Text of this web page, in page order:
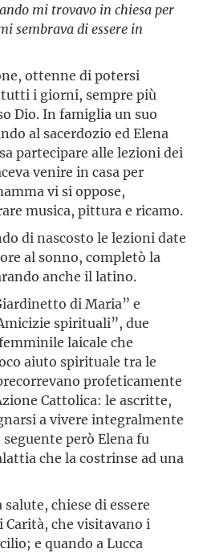
mi trovavo in chiesa per
sembrava di essere in
ottenne di potersi
tutti i giorni, sempre più
Dio. In famiglia un suo
al sacerdozio ed Elena
partecipare alle lezioni dei
venire in casa per
vi si oppose,
musica, pittura e ricamo.
di nascosto le lezioni date
al sonno, completò la
anche il latino.
di Maria” e
spirituali”, due
laicale che
aiuto spirituale tra le
profeticamente
Cattolica: le ascritte,
a vivere integralmente
però Elena fu
che la costrinse ad una
chiese di essere
Carità, che visitavano i
e quando a Lucca